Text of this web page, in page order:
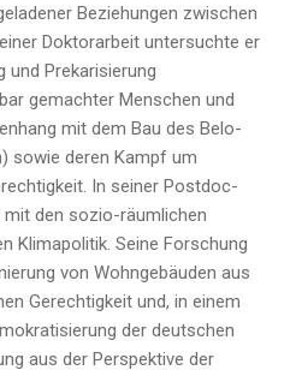
Beziehungen zwischen
Doktorarbeit untersuchte er
und Prekarisierung
gemachter Menschen und
mit dem Bau des Belo-
sowie deren Kampf um
In seiner Postdoc-
den sozio-räumlichen
Klimapolitik. Seine Forschung
von Wohngebäuden aus
Gerechtigkeit und, in einem
der deutschen
aus der Perspektive der